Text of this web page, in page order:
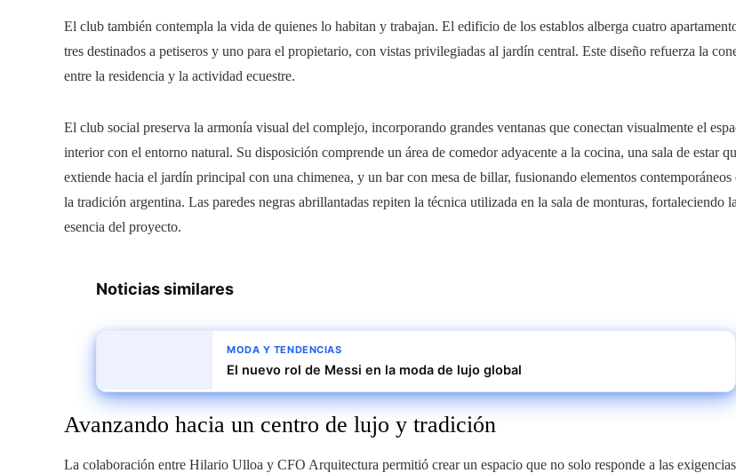
El club también contempla la vida de quienes lo habitan y trabajan. El edificio de los establos alberga cuatro
tres destinados a petiseros y uno para el propietario, con vistas privilegiadas al jardín central. Este diseño refuerza la
entre la residencia y la actividad ecuestre.
El club social preserva la armonía visual del complejo, incorporando grandes ventanas que conectan visualmente el
interior con el entorno natural. Su disposición comprende un área de comedor adyacente a la cocina, una sala de estar
extiende hacia el jardín principal con una chimenea, y un bar con mesa de billar, fusionando elementos contemporáneos
la tradición argentina. Las paredes negras abrillantadas repiten la técnica utilizada en la sala de monturas, fortaleciendo la
esencia del proyecto.
Noticias similares
MODA Y TENDENCIAS
El nuevo rol de Messi en la moda de lujo global
Avanzando hacia un centro de lujo y tradición
La colaboración entre Hilario Ulloa y CFO Arquitectura permitió crear un espacio que no solo responde a las exigencias